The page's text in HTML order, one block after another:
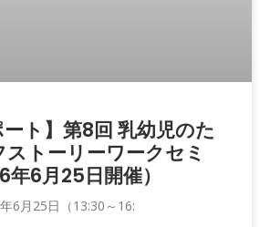
ート】第8回 乳幼児のた
トーリーワークセミ
6月25日開催）
6月25日（13:30～16: